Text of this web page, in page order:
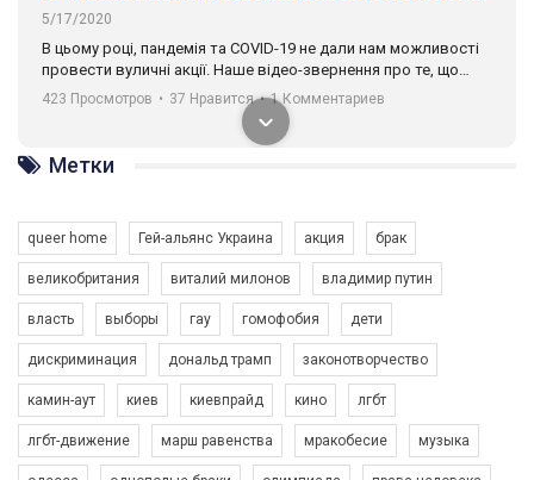
5/17/2020
В цьому році, пандемія та COVІD-19 не дали нам можливості
провести вуличні акції. Наше відео-звернення про те, що
навіть коли ми у різних містах та не можемо зустрінеться, ми
разом. Ми закликаємо всіх хто поділяє цінності рівності та
солідарності, приєднатися до нас. Регіональні підрозділи
ГАУ є в 16 областях України.
Разом наш голос лунає гучніше!
423 Просмотров • 37 Нравится • 1 Комментариев
Зупинимо насильство проти ЛГБТ в Україні! Stop violence against LGBT in Ukraine!
Метки
queer home Гей-альянс Украина акция брак
великобритания виталий милонов владимир путин
власть выборы гау гомофобия дети
дискриминация дональд трамп законотворчество
камин-аут киев киевпрайд кино лгбт
лгбт-движение марш равенства мракобесие музыка